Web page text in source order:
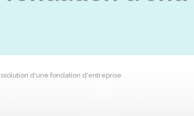
d'une fondation d'entreprise